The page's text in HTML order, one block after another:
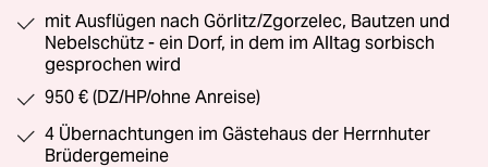
mit Ausflügen nach Görlitz/Zgorzelec, Bautzen und
Nebelschütz - ein Dorf, in dem im Alltag sorbisch
gesprochen wird
950 € (DZ/HP/ohne Anreise)
4 Übernachtungen im Gästehaus der Herrnhuter
Brüdergemeine